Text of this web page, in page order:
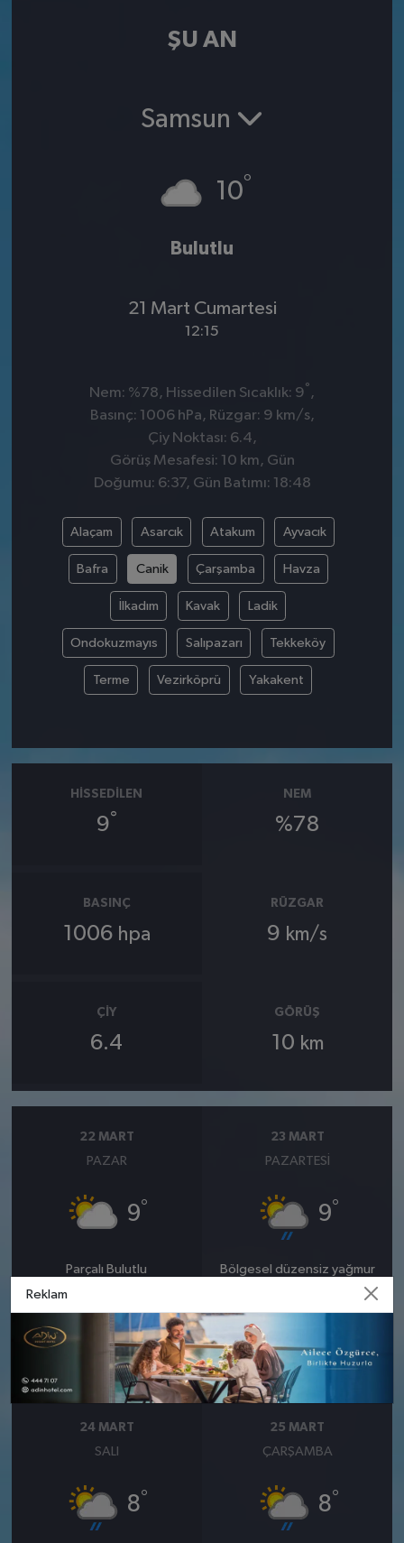
ŞU AN
Samsun
10°
Bulutlu
21 Mart Cumartesi
12:15
Nem: %78, Hissedilen Sıcaklık: 9° ,
Basınç: 1006 hPa, Rüzgar: 9 km/s,
Çiy Noktası: 6.4,
Görüş Mesafesi: 10 km, Gün
Doğumu: 6:37, Gün Batımı: 18:48
Alaçam Asarcık Atakum Ayvacık
Bafra Canik Çarşamba Havza
İlkadım Kavak Ladik
Ondokuzmayıs Salıpazarı Tekkeköy
Terme Vezirköprü Yakakent
HISSEDILEN
9°
NEM
%78
BASINÇ
1006 hpa
RÜZGAR
9 km/s
ÇIY
6.4
GÖRÜŞ
10 km
22 MART
PAZAR
9°
Parçalı Bulutlu
Rüzgar: 12 km/h
23 MART
PAZARTESI
9°
Bölgesel düzensiz yağmur
Rüzgar: 11 km/h
Yağış Olasılığı: %87
24 MART
SALI
8°
25 MART
ÇARŞAMBA
8°
Reklam